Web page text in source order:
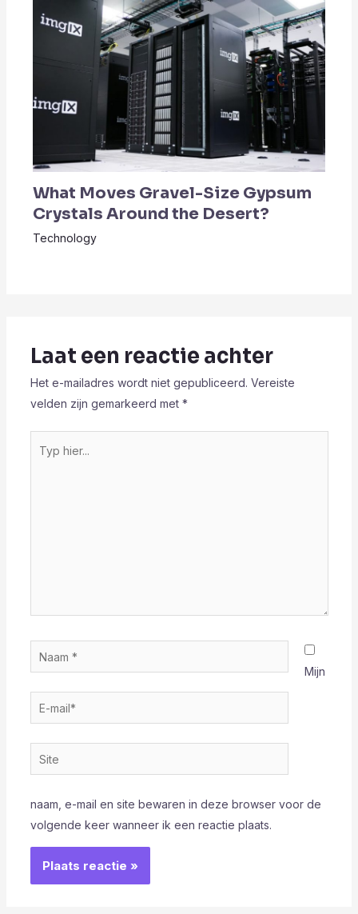
What Moves Gravel-Size Gypsum
Crystals Around the Desert?
Technology
Laat een reactie achter
Het e-mailadres wordt niet gepubliceerd. Vereiste
velden zijn gemarkeerd met *
hier...
Naam
*
E-
mail*
Site
Mijn
naam, e-mail en site bewaren in deze browser voor de
volgende keer wanneer ik een reactie plaats.